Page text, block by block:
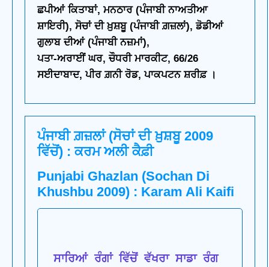
ਛਪੀਆਂ ਕਿਤਾਬਾਂ, ਮਨਠਾਰ (ਪੰਜਾਬੀ ਨਾਅਤੀਆ
ਸ਼ਾਇਰੀ), ਸੋਚਾਂ ਦੀ ਖ਼ੁਸ਼ਬੂ (ਪੰਜਾਬੀ ਗ਼ਜ਼ਲਾਂ), ਡੋਡੀਆਂ
ਗੁਲਾਬ ਦੀਆਂ (ਪੰਜਾਬੀ ਨਜ਼ਮਾਂ),
ਪਤਾ-ਅਰਾਈਂ ਘਰ, ਚੌਧਰੀ ਮਾਰਕੀਟ, 66/26
ਸਈਦਾਬਾਦ, ਪੀਰ ਗ਼ਨੀ ਰੋਡ, ਪਾਕਪਟਨ ਸ਼ਰੀਫ਼ ।
ਪੰਜਾਬੀ ਗ਼ਜ਼ਲਾਂ (ਸੋਚਾਂ ਦੀ ਖ਼ੁਸ਼ਬੂ 2009
ਵਿੱਚੋਂ) : ਕਰਮ ਅਲੀ ਕੈਫ਼ੀ
Punjabi Ghazlan (Sochan Di
Khushbu 2009) : Karam Ali Kaifi
ਸਾਰਿਆਂ ਰੰਗਾਂ ਵਿੱਚੋਂ ਵੱਖਰਾ ਸਾਡਾ ਰੰਗ